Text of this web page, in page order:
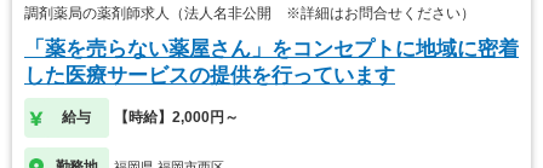
調剤薬局の薬剤師求人（法人名非公開 ※詳細はお問合せください）
「薬を売らない薬屋さん」をコンセプトに地域に密着
した医療サービスの提供を行っています
給与 【時給】2,000円～